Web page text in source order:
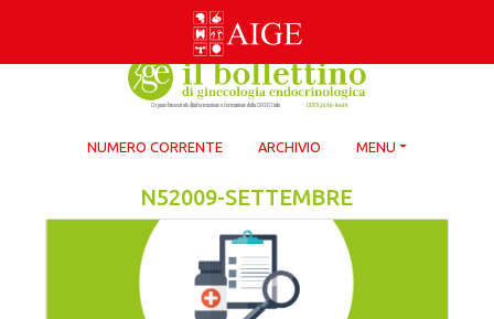
NUMERO CORRENTE ARCHIVIO MENU
N52009-SETTEMBRE